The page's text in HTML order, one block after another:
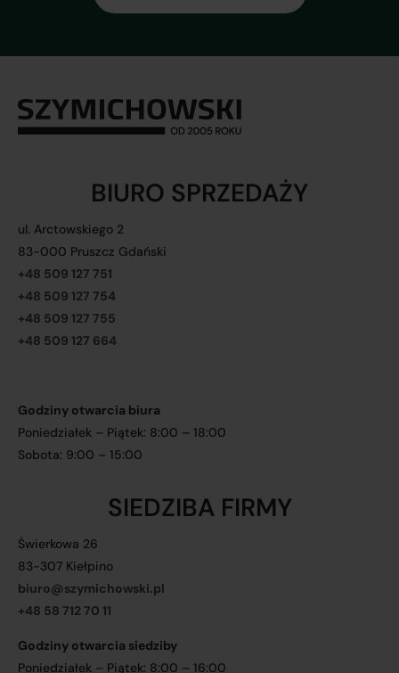
BIURO SPRZEDAŻY
ul. Arctowskiego 2
83-000 Pruszcz Gdański
+48 509 127 751
+48 509 127 754
+48 509 127 755
+48 509 127 664
Godziny otwarcia biura
Poniedziałek – Piątek: 8:00 – 18:00
Sobota: 9:00 – 15:00
SIEDZIBA FIRMY
Świerkowa 26
83-307 Kiełpino
biuro@szymichowski.pl
+48 58 712 70 11
Godziny otwarcia siedziby
Poniedziałek – Piątek: 8:00 – 16:00